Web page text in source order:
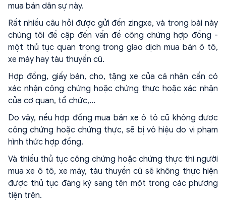
mua bán dân sự này.
Rất nhiều câu hỏi được gửi đến zingxe, và trong bài này
chúng tôi đề cập đến vấn đề công chứng hợp đồng -
một thủ tục quan trọng trong giao dịch mua bán ô tô,
xe máy hay tàu thuyền cũ.
Hợp đồng, giấy bán, cho, tặng xe của cá nhân cần có
xác nhận công chứng hoặc chứng thực hoặc xác nhận
của cơ quan, tổ chức,...
Do vậy, nếu hợp đồng mua bán xe ô tô cũ không được
công chứng hoặc chứng thực, sẽ bị vô hiệu do vi phạm
hình thức hợp đồng.
Và thiếu thủ tục công chứng hoặc chứng thực thì người
mua xe ô tô, xe máy, tàu thuyền cũ sẽ không thực hiện
được thủ tục đăng ký sang tên một trong các phương
tiện trên.